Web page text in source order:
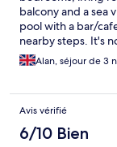
balcony and a sea
pool with a bar/
nearby steps. It's
what you're after!
Alan, séjour de 3
Avis vérifié
6/10 Bien